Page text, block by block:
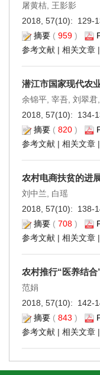
屠黄桔, 王影影
2018, 57(10): 129-
摘要 ( 959 )
参考文献 | 相关文章 |
潜江市国家现代农
余锦平, 宰吾, 刘翠君
2018, 57(10): 134-
摘要 ( 820 )
参考文献 | 相关文章 |
农村电商扶贫的进
刘中兰, 白瑶
2018, 57(10): 138-
摘要 ( 708 )
参考文献 | 相关文章 |
农村推行“医养结
范娟
2018, 57(10): 142-
摘要 ( 843 )
参考文献 | 相关文章 |